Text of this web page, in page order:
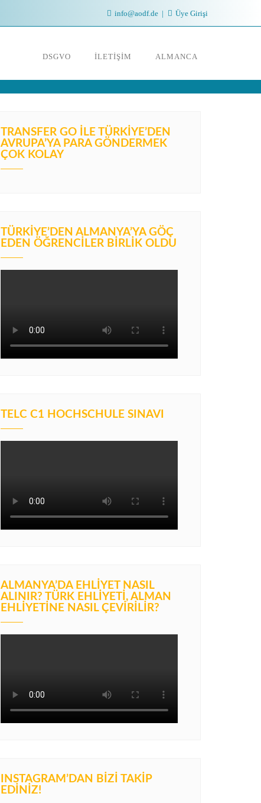
info@aodf.de Üye Girişi
DSGVO İLETIŞIM ALMANCA
TRANSFER GO İLE TÜRKIYE’DEN
AVRUPA’YA PARA GÖNDERMEK
ÇOK KOLAY
TÜRKIYE’DEN ALMANYA’YA GÖÇ
EDEN ÖĞRENCILER BIRLIK OLDU
TELC C1 HOCHSCHULE SINAVI
ALMANYA’DA EHLIYET NASIL
ALINIR? TÜRK EHLIYETI, ALMAN
EHLIYETINE NASIL ÇEVIRILIR?
INSTAGRAM’DAN BIZI TAKIP
EDINIZ!